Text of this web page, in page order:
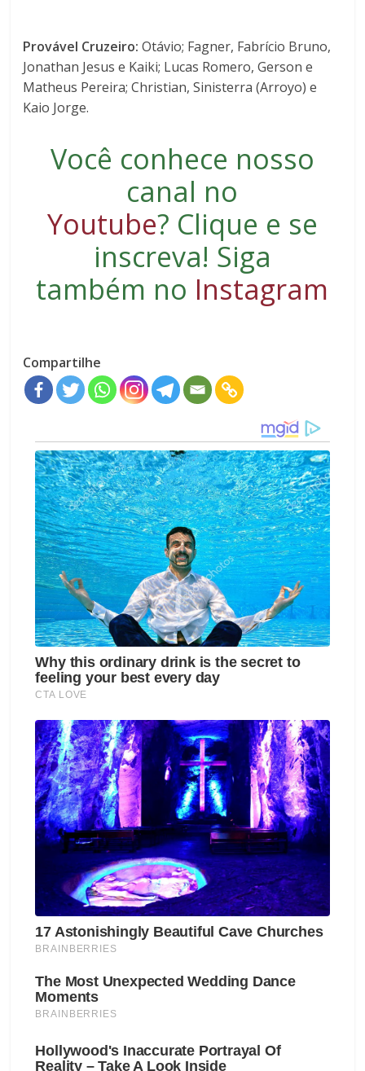
Provável Cruzeiro:Otávio; Fagner, Fabrício Bruno,
Jonathan Jesus e Kaiki; Lucas Romero, Gerson e
Matheus Pereira; Christian, Sinisterra (Arroyo) e
Kaio Jorge.
Você conhece nosso
canal no
Youtube? Clique e se
inscreva! Siga
também no Instagram
Compartilhe